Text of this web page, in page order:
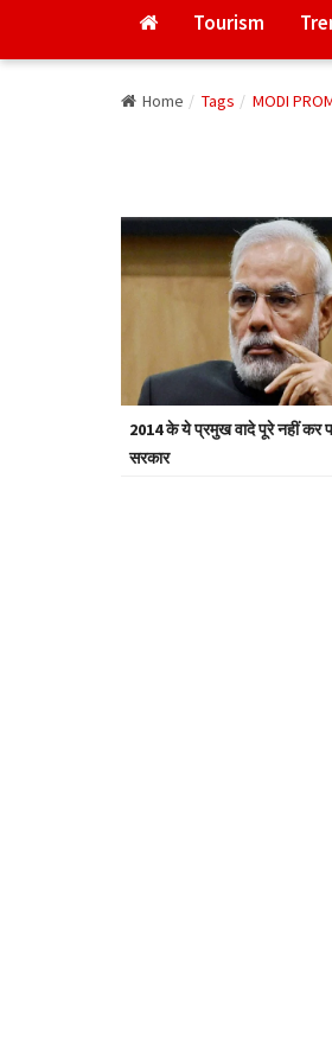
Tourism
Home Tags MODI
2014 के ये प्रमुख वादे पूरे नहीं कर
सरकार